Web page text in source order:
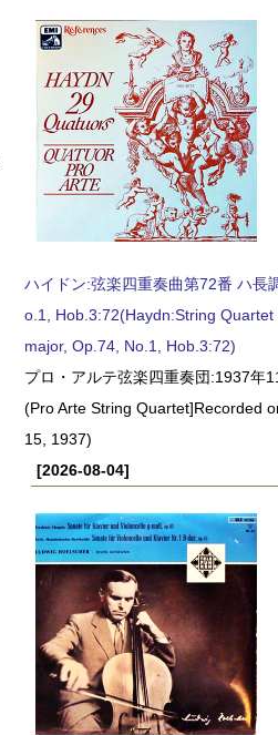
ハイドン:弦楽四重奏曲第72番 ハ長
o.1, Hob.3:72(Haydn:String Quartet
major, Op.74, No.1, Hob.3:72)
プロ・アルテ弦楽四重奏団:1937年
(Pro Arte String Quartet]Recorded
15, 1937)
[2026-08-04]